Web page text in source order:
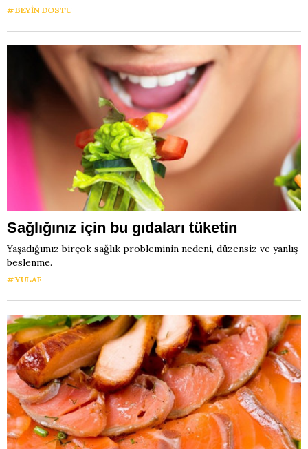
BEYIN DOSTU
Sağlığınız için bu gıdaları tüketin
Yaşadığımız birçok sağlık probleminin nedeni, düzensiz ve yanlış
beslenme.
YULAF